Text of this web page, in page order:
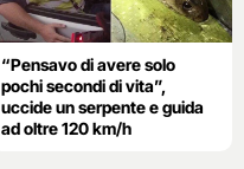
“Pensavo di avere solo
pochi secondi di vita”,
uccide un serpente e guida
ad oltre 120 km/h